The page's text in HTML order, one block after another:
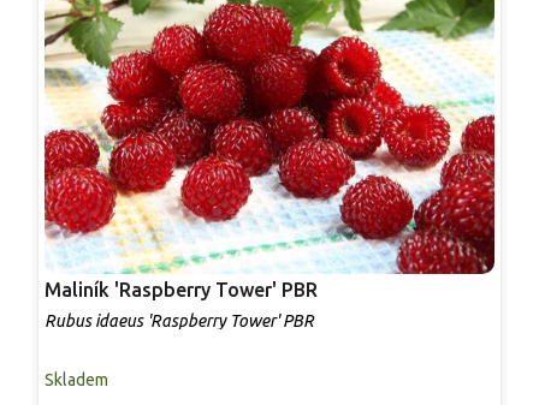
Maliník 'Raspberry Tower' PBR
Rubus idaeus 'Raspberry Tower' PBR
Skladem